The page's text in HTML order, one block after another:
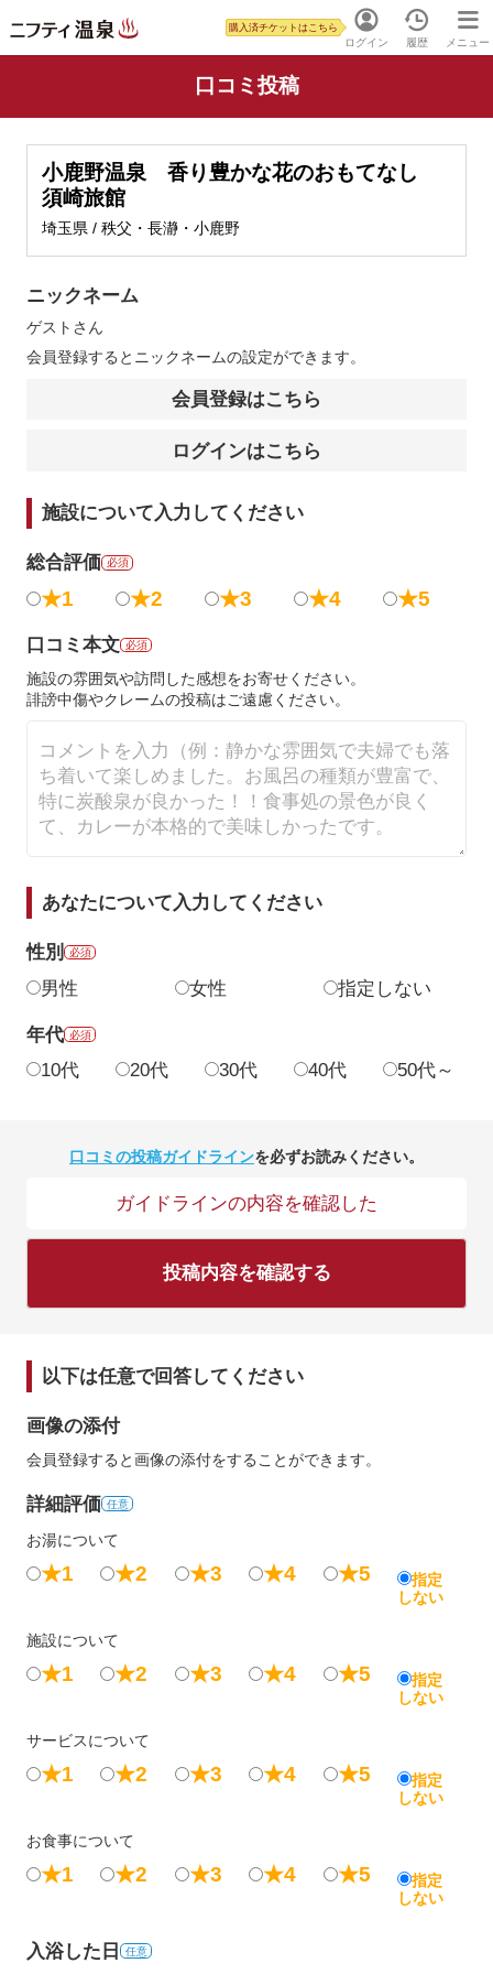
ログイン
購入済チケットはこちら
履歴 メニュー
口コミ投稿
小鹿野温泉 香り豊かな花のおもてなし
須崎旅館
埼玉県 / 秩父・長瀞・小鹿野
ニックネーム
ゲスト さん
会員登録するとニックネームの設定ができます。
会員登録はこちら
ログインはこちら
施設について入力してください
総合評価 必須
★1 ★2 ★3 ★4 ★5
口コミ本文 必須
施設の雰囲気や訪問した感想をお寄せください。
誹謗中傷やクレームの投稿はご遠慮ください。
あなたについて入力してください
性別 必須
男性 女性 指定しない
年代 必須
10代 20代 30代 40代 50代～
口コミの投稿ガイドラインを必ずお読みください。
ガイドラインの内容を確認した
投稿内容を確認する
以下は任意で回答してください
画像の添付
会員登録すると画像の添付をすることができます。
詳細評価 任意
お湯について
★1 ★2 ★3 ★4 ★5
指定
しない
施設について
★1 ★2 ★3 ★4 ★5
指定
しない
サービスについて
★1 ★2 ★3 ★4 ★5
指定
しない
お食事について
★1 ★2 ★3 ★4 ★5
指定
しない
入浴した日 任意